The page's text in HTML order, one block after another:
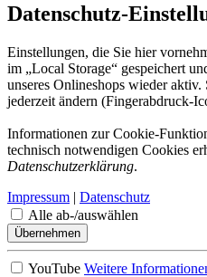
Datenschutz-
Einstellungen, die Sie hier
im „Local Storage“ gespeichert
unseres Onlineshops wieder
jederzeit ändern (Fingerabdruck-
Informationen zur Cookie-
technisch notwendigen Cookies
Datenschutzerklärung.
Impressum | Datenschutz
Alle ab-/auswählen
Übernehmen
YouTube Weitere